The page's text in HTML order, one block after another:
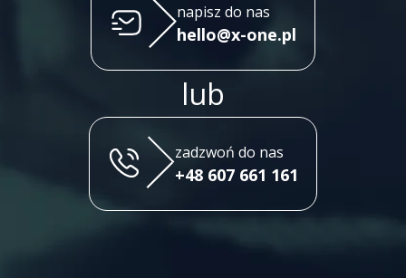
napisz do nas
hello@x-one.pl
lub
zadzwoń do nas
+48 607 661 161